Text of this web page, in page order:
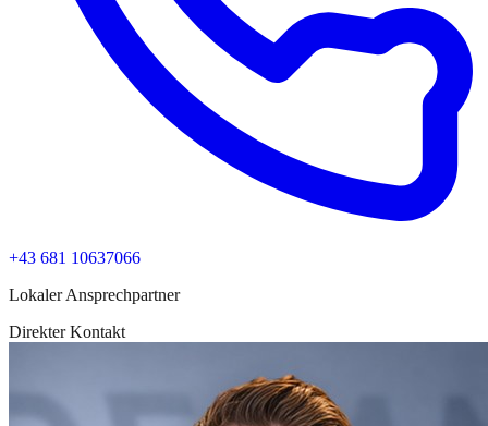
+43 681 10637066
Lokaler Ansprechpartner
Direkter Kontakt